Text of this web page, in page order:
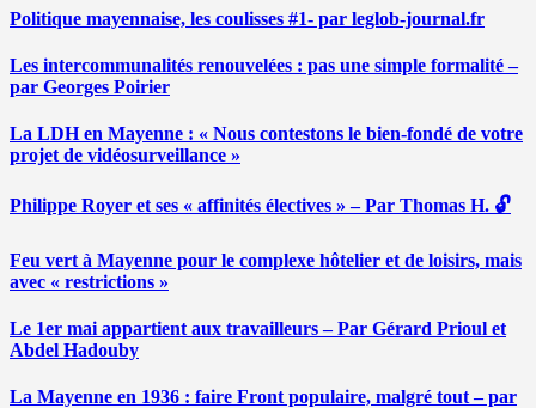
Politique mayennaise, les coulisses #1- par leglob-journal.fr
Les intercommunalités renouvelées : pas une simple formalité –
par Georges Poirier
La LDH en Mayenne : « Nous contestons le bien-fondé de votre
projet de vidéosurveillance »
Philippe Royer et ses « affinités électives » – Par Thomas H. 🔓
Feu vert à Mayenne pour le complexe hôtelier et de loisirs, mais
avec « restrictions »
Le 1er mai appartient aux travailleurs – Par Gérard Prioul et
Abdel Hadouby
La Mayenne en 1936 : faire Front populaire, malgré tout – par